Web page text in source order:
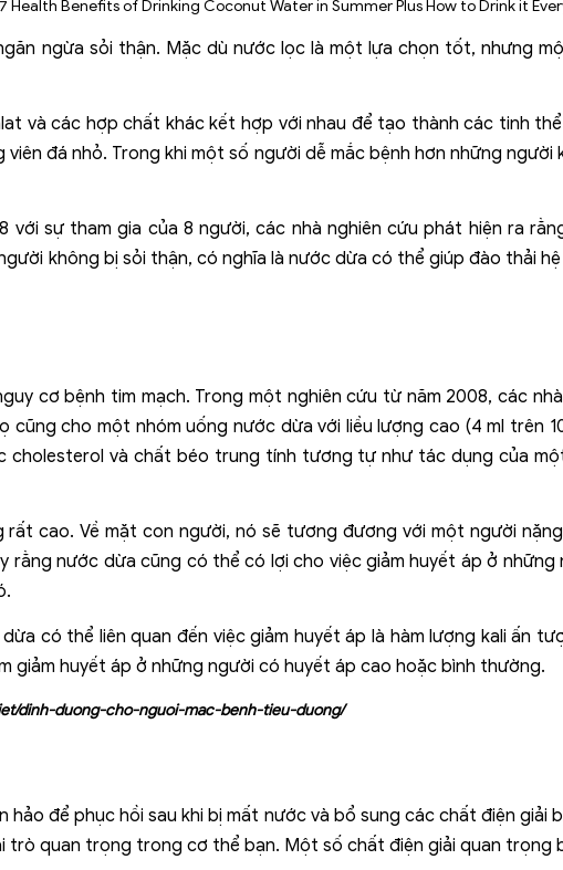
ngừa sỏi thận. Mặc dù nước lọc là một lựa chọn tốt, nhưng
và các hợp chất khác kết hợp với nhau để tạo thành các tinh
đá nhỏ. Trong khi một số người dễ mắc bệnh hơn những người
với sự tham gia của 8 người, các nhà nghiên cứu phát hiện ra
không bị sỏi thận, có nghĩa là nước dừa có thể giúp đào thải
cơ bệnh tim mạch. Trong một nghiên cứu từ năm 2008, các
cũng cho một nhóm uống nước dừa với liều lượng cao (4 ml trên
cholesterol và chất béo trung tính tương tự như tác dụng của
rất cao. Về mặt con người, nó sẽ tương đương với một người
rằng nước dừa cũng có thể có lợi cho việc giảm huyết áp ở
có thể liên quan đến việc giảm huyết áp là hàm lượng kali ấn
giảm huyết áp ở những người có huyết áp cao hoặc bình thường.
dinh-duong-cho-nguoi-mac-benh-tieu-duong/
để phục hồi sau khi bị mất nước và bổ sung các chất điện giải
trò quan trọng trong cơ thể bạn. Một số chất điện giải quan trọng